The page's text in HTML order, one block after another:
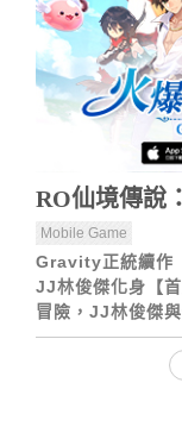
RO仙境傳說
Mobile Game
Gravity正統續作
JJ林俊傑化身【
冒險，JJ林俊傑